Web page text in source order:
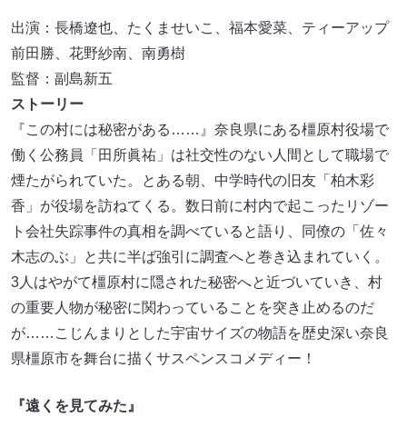
出演：長橋遼也、たくませいこ、福本愛菜、ティーアップ
前田勝、花野紗南、南勇樹
監督：副島新五
ストーリー
『この村には秘密がある……』奈良県にある橿原村役場で
働く公務員「田所眞祐」は社交性のない人間として職場で
煙たがられていた。とある朝、中学時代の旧友「柏木彩
香」が役場を訪ねてくる。数日前に村内で起こったリゾー
ト会社失踪事件の真相を調べていると語り、同僚の「佐々
木志のぶ」と共に半ば強引に調査へと巻き込まれていく。
3人はやがて橿原村に隠された秘密へと近づいていき、村
の重要人物が秘密に関わっていることを突き止めるのだ
が……こじんまりとした宇宙サイズの物語を歴史深い奈良
県橿原市を舞台に描くサスペンスコメディー！
『遠くを見てみた』